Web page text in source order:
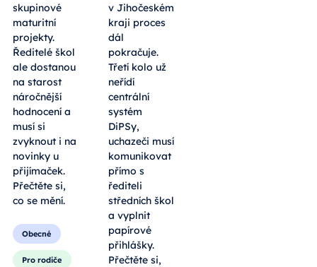
skupinové
maturitní
projekty.
Ředitelé škol
ale dostanou
na starost
náročnější
hodnocení a
musí si
zvyknout i na
novinky u
přijímaček.
Přečtěte si,
co se mění.
Obecné
Pro rodiče
v Jihočeském
kraji proces
dál
pokračuje.
Třetí kolo už
neřídí
centrální
systém
DiPSy,
uchazeči musí
komunikovat
přímo s
řediteli
středních škol
a vyplnit
papírové
přihlášky.
Přečtěte si,